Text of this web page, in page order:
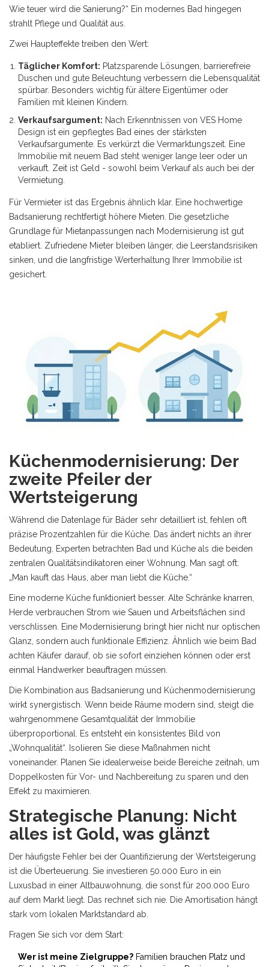
Wie teuer wird die Sanierung?“ Ein modernes Bad hingegen
strahlt Pflege und Qualität aus.
Zwei Haupteffekte treiben den Wert:
Täglicher Komfort: Platzsparende Lösungen, barrierefreie
Duschen und gute Beleuchtung verbessern die Lebensqualität
spürbar. Besonders wichtig für ältere Eigentümer oder
Familien mit kleinen Kindern.
Verkaufsargument: Nach Erkenntnissen von VES Home
Design ist ein gepflegtes Bad eines der stärksten
Verkaufsargumente. Es verkürzt die Vermarktungszeit. Eine
Immobilie mit neuem Bad steht weniger lange leer oder un
verkauft. Zeit ist Geld - sowohl beim Verkauf als auch bei der
Vermietung.
Für Vermieter ist das Ergebnis ähnlich klar. Eine hochwertige
Badsanierung rechtfertigt höhere Mieten. Die gesetzliche
Grundlage für Mietanpassungen nach Modernisierung ist gut
etabliert. Zufriedene Mieter bleiben länger, die Leerstandsrisiken
sinken, und die langfristige Werterhaltung Ihrer Immobilie ist
gesichert.
Küchenmodernisierung: Der
zweite Pfeiler der
Wertsteigerung
Während die Datenlage für Bäder sehr detailliert ist, fehlen oft
präzise Prozentzahlen für die Küche. Das ändert nichts an ihrer
Bedeutung. Experten betrachten Bad und Küche als die beiden
zentralen Qualitätsindikatoren einer Wohnung. Man sagt oft:
„Man kauft das Haus, aber man liebt die Küche.“
Eine moderne Küche funktioniert besser. Alte Schränke knarren,
Herde verbrauchen Strom wie Sauen und Arbeitsflächen sind
verschlissen. Eine Modernisierung bringt hier nicht nur optischen
Glanz, sondern auch funktionale Effizienz. Ähnlich wie beim Bad
achten Käufer darauf, ob sie sofort einziehen können oder erst
einmal Handwerker beauftragen müssen.
Die Kombination aus Badsanierung und Küchenmodernisierung
wirkt synergistisch. Wenn beide Räume modern sind, steigt die
wahrgenommene Gesamtqualität der Immobilie
überproportional. Es entsteht ein konsistentes Bild von
„Wohnqualität“. Isolieren Sie diese Maßnahmen nicht
voneinander. Planen Sie idealerweise beide Bereiche zeitnah, um
Doppelkosten für Vor- und Nachbereitung zu sparen und den
Effekt zu maximieren.
Strategische Planung: Nicht
alles ist Gold, was glänzt
Der häufigste Fehler bei der Quantifizierung der Wertsteigerung
ist die Überteuerung. Sie investieren 50.000 Euro in ein
Luxusbad in einer Altbauwohnung, die sonst für 200.000 Euro
auf dem Markt liegt. Das rechnet sich nie. Die Amortisation hängt
stark vom lokalen Marktstandard ab.
Fragen Sie sich vor dem Start:
Wer ist meine Zielgruppe? Familien brauchen Platz und